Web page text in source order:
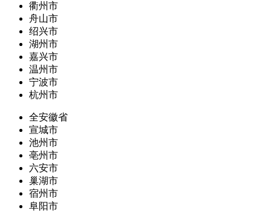
衢州市
舟山市
绍兴市
湖州市
嘉兴市
温州市
宁波市
杭州市
全安徽省
宣城市
池州市
亳州市
六安市
巢湖市
宿州市
阜阳市